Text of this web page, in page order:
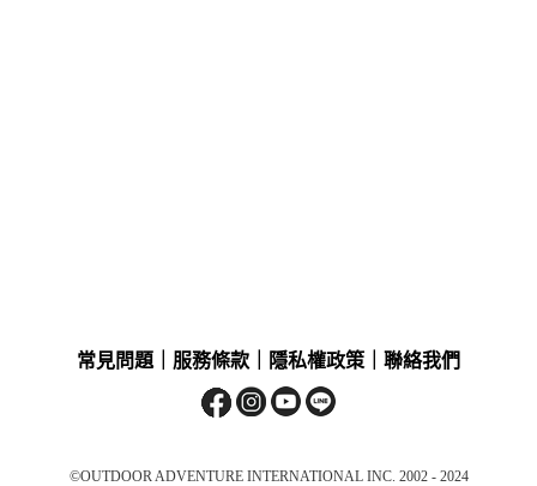
常見問題 服務條款 隱私權政策 聯絡我們
©OUTDOOR ADVENTURE INTERNATIONAL INC. 2002 - 2024